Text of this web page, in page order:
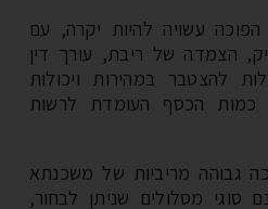
עשויה להיות יקרה, עם
של ריבת, עורך דין
במהירות ויכולות
הכסף העומדת לרשות
מריביות של משכנתא
מסלולים שניתן לבחור,